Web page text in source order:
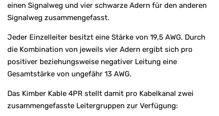
einen Signalweg und vier schwarze Adern für den anderen
Signalweg zusammengefasst.
Jeder Einzelleiter besitzt eine Stärke von 19,5 AWG. Durch
die Kombination von jeweils vier Adern ergibt sich pro
positiver beziehungsweise negativer Leitung eine
Gesamtstärke von ungefähr 13 AWG.
Das Kimber Kable 4PR stellt damit pro Kabelkanal zwei
zusammengefasste Leitergruppen zur Verfügung: